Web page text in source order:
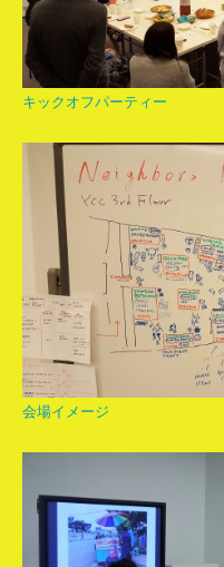
キックオフパーティー
会場イメージ